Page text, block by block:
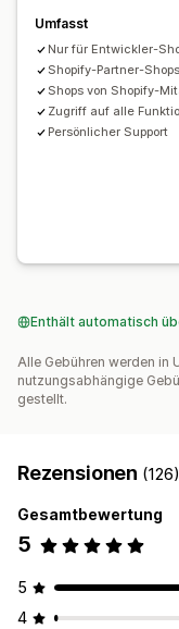
Umfasst
Nur für Entwickler-
Shopify-Partner-
Shops von Shopify-
Zugriff auf alle
Persönlicher Support
Enthält automatisch
Alle Gebühren werden in
nutzungsabhängige
gestellt.
Rezensionen (126)
Gesamtbewertung
5
5
4